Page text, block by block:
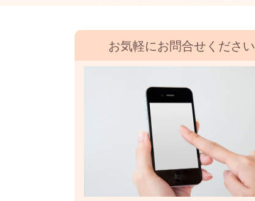
お気軽にお問合せください